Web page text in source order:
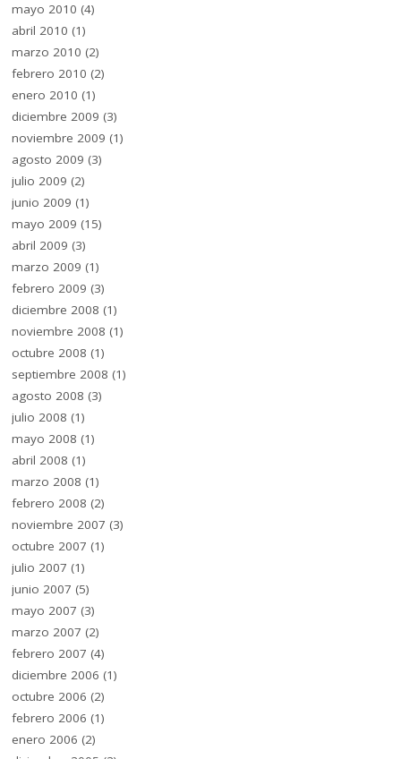
mayo 2010 (4)
abril 2010 (1)
marzo 2010 (2)
febrero 2010 (2)
enero 2010 (1)
diciembre 2009 (3)
noviembre 2009 (1)
agosto 2009 (3)
julio 2009 (2)
junio 2009 (1)
mayo 2009 (15)
abril 2009 (3)
marzo 2009 (1)
febrero 2009 (3)
diciembre 2008 (1)
noviembre 2008 (1)
octubre 2008 (1)
septiembre 2008 (1)
agosto 2008 (3)
julio 2008 (1)
mayo 2008 (1)
abril 2008 (1)
marzo 2008 (1)
febrero 2008 (2)
noviembre 2007 (3)
octubre 2007 (1)
julio 2007 (1)
junio 2007 (5)
mayo 2007 (3)
marzo 2007 (2)
febrero 2007 (4)
diciembre 2006 (1)
octubre 2006 (2)
febrero 2006 (1)
enero 2006 (2)